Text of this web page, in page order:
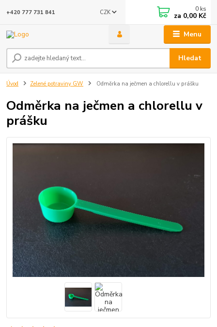
Menu
CZK
Hledat
+420 777 731 841 0 ks
za 0,00 Kč
Úvod Zelené potraviny GW Odměrka na ječmen a chlorellu v prášku
Odměrka na ječmen a chlorellu v
prášku